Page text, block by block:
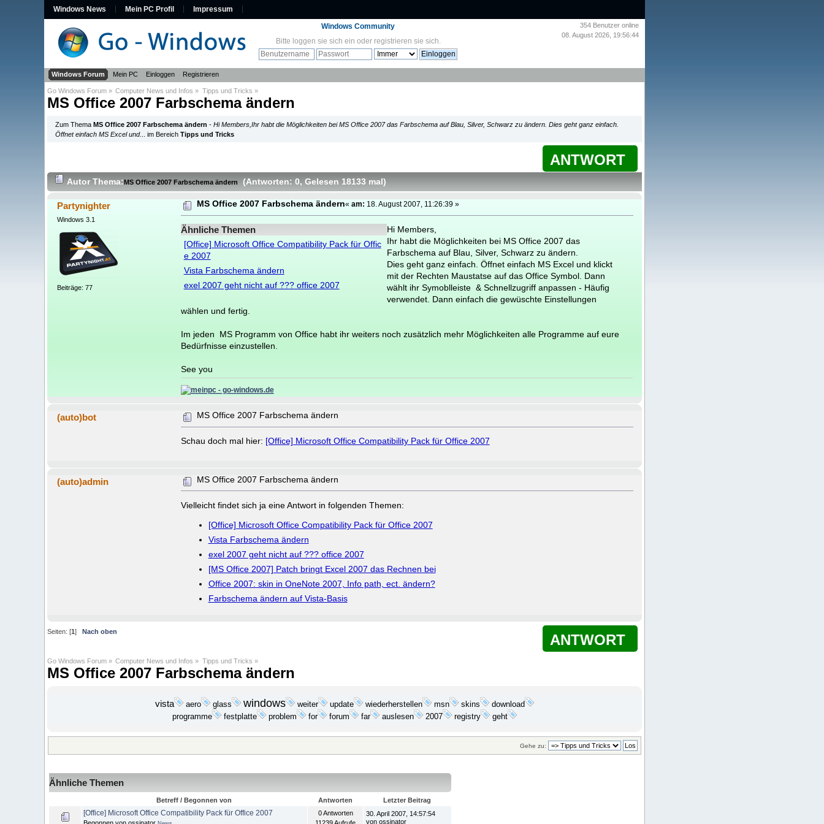
Windows News Mein PC Profil Impressum
354 Benutzer online
08. August 2026, 19:56:44
Windows Community
Bitte loggen sie sich ein oder registrieren sie sich.
Windows Forum Mein PC Einloggen Registrieren
Go Windows Forum » Computer News und Infos » Tipps und Tricks »
MS Office 2007 Farbschema ändern
Zum ThemaMS Office 2007 Farbschema ändern -Hi Members,Ihr habt die Möglichkeiten bei MS Office 2007 das Farbschema auf Blau, Silver, Schwarz zu ändern. Dies geht ganz einfach.
Öffnet einfach MS Excel und... im BereichTipps und Tricks
ANTWORT
AutorThema: MS Office 2007 Farbschema ändern (Antworten: 0, Gelesen 18133 mal )
Partynighter
Windows 3.1
Beiträge: 77
MS Office 2007 Farbschema ändern«am: 18. August 2007, 11:26:39 »
Ähnliche Themen
[Office] Microsoft Office Compatibility Pack für Offic
e 2007
Vista Farbschema ändern
exel 2007 geht nicht auf ??? office 2007
Hi Members,
Ihr habt die Möglichkeiten bei MS Office 2007 das
Farbschema auf Blau, Silver, Schwarz zu ändern.
Dies geht ganz einfach. Öffnet einfach MS Excel und klickt
mit der Rechten Maustatse auf das Office Symbol. Dann
wählt ihr Symoblleiste & Schnellzugriff anpassen - Häufig
verwendet. Dann einfach die gewüschte Einstellungen
wählen und fertig.
Im jeden MS Programm von Office habt ihr weiters noch zusätzlich mehr Möglichkeiten alle Programme auf eure
Bedürfnisse einzustellen.
See you
(auto)bot MS Office 2007 Farbschema ändern
Schau doch mal hier: [Office] Microsoft Office Compatibility Pack für Office 2007
(auto)admin MS Office 2007 Farbschema ändern
Vielleicht findet sich ja eine Antwort in folgenden Themen:
[Office] Microsoft Office Compatibility Pack für Office 2007
Vista Farbschema ändern
exel 2007 geht nicht auf ??? office 2007
[MS Office 2007] Patch bringt Excel 2007 das Rechnen bei
Office 2007: skin in OneNote 2007, Info path, ect. ändern?
Farbschema ändern auf Vista-Basis
ANTWORT
Seiten: [1] Nach oben
Go Windows Forum » Computer News und Infos » Tipps und Tricks »
MS Office 2007 Farbschema ändern
vista aero glass windows weiter update wiederherstellen msn skins
download
programme
festplatte problem for forum far auslesen 2007 registry geht
Gehe zu:
Ähnliche Themen
Betreff / Begonnen von Antworten Letzter Beitrag
[Office] Microsoft Office Compatibility Pack für Office 2007
0 Antworten
30. April 2007, 14:57:54
von ossinator